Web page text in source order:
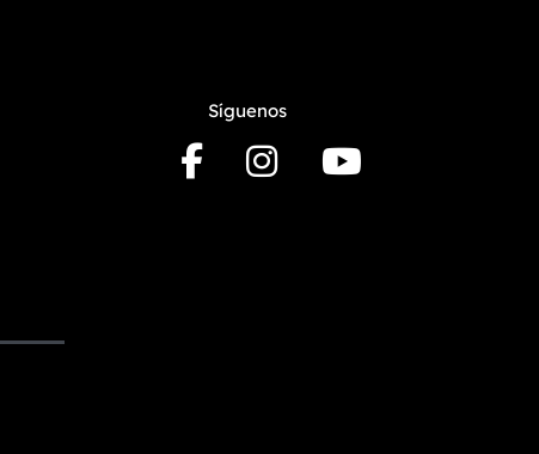
Síguenos